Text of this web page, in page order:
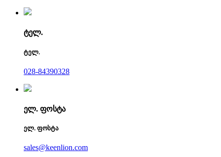
ტელ.
ტელ.
028-84390328
ელ. ფოსტა
ელ. ფოსტა
sales@keenlion.com